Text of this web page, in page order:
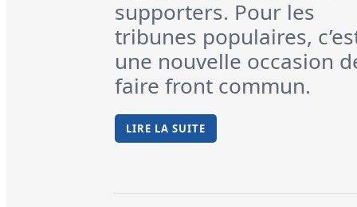
supporters. Pour les
tribunes populaires,
une nouvelle occasion
faire front commun.
LIRE LA SUITE